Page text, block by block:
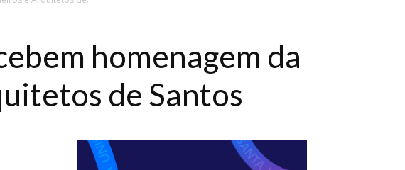
homenagem da
de Santos